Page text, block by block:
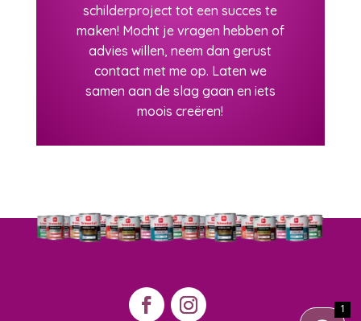
schilderproject tot een succes te
maken! Mocht je vragen hebben of
advies willen, neem dan gerust
contact met me op. Laten we
samen aan de slag gaan en iets
moois creëren!
1